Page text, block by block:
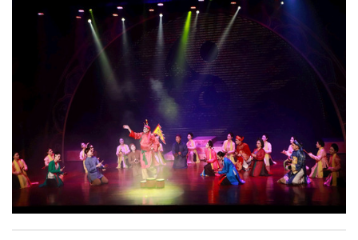
thể kể một câu chuyện về chiều sâu văn hiến của dân tộc.
Nhưng trong kỷ nguyên mới, câu hỏi đặt ra không chỉ Hà Nội có
bao nhiêu di sản, bao nhiêu văn nghệ sĩ, trí thức, không gian ký
ức, mà là làm thế nào để những giá trị ấy trở thành nguồn lực
phát triển, thành sức mạnh mềm, thành động lực sáng tạo,
thành năng lực cạnh tranh của Thủ đô.